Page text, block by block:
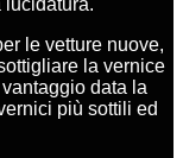
le vetture nuove,
la vernice
data la
più sottili ed